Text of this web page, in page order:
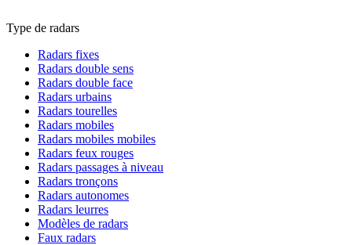
Type de radars
Radars fixes
Radars double sens
Radars double face
Radars urbains
Radars tourelles
Radars mobiles
Radars mobiles mobiles
Radars feux rouges
Radars passages à niveau
Radars tronçons
Radars autonomes
Radars leurres
Modèles de radars
Faux radars